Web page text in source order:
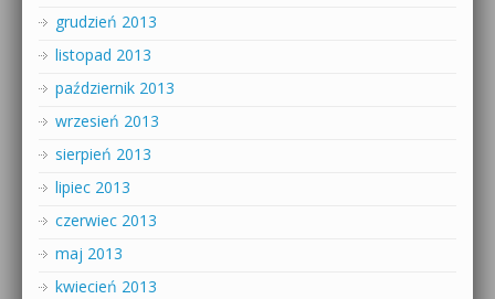
grudzień 2013
listopad 2013
październik 2013
wrzesień 2013
sierpień 2013
lipiec 2013
czerwiec 2013
maj 2013
kwiecień 2013